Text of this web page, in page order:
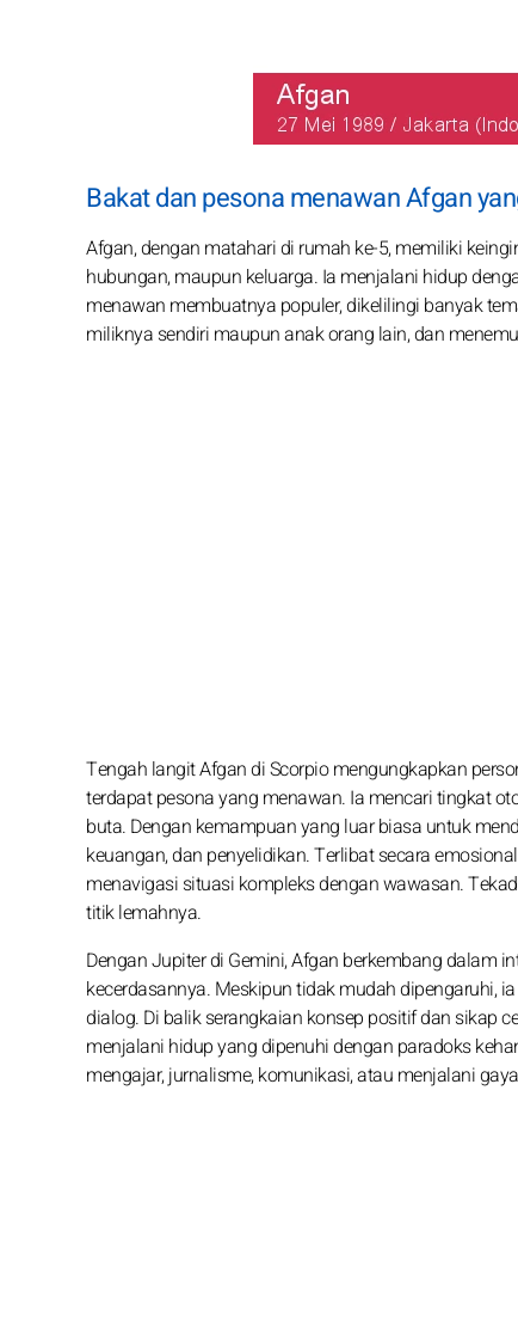
Bakat dan pesona menawan Afgan
Afgan, dengan matahari di rumah ke-5, memiliki
hubungan, maupun keluarga. Ia menjalani hidup
menawan membuatnya populer, dikelilingi banyak
miliknya sendiri maupun anak orang lain, dan
Tengah langit Afgan di Scorpio mengungkapkan
terdapat pesona yang menawan. Ia mencari tingkat
buta. Dengan kemampuan yang luar biasa untuk
keuangan, dan penyelidikan. Terlibat secara
menavigasi situasi kompleks dengan wawasan.
titik lemahnya.
Dengan Jupiter di Gemini, Afgan berkembang dalam
kecerdasannya. Meskipun tidak mudah dipengaruhi,
dialog. Di balik serangkaian konsep positif dan sikap
menjalani hidup yang dipenuhi dengan paradoks
mengajar, jurnalisme, komunikasi, atau menjalani